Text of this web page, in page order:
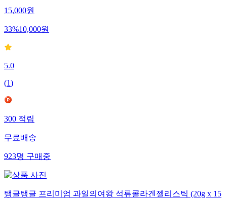
15,000원
33%10,000원
5.0
(1)
300적립
무료배송
923명구매중
탱글탱글 프리미엄 과일의여왕 석류콜라겐젤리스틱 (20g x 15